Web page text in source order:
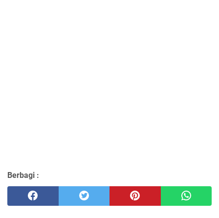
Berbagi :